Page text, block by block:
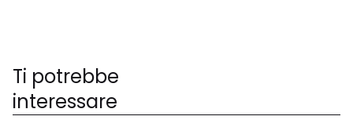
Ti potrebbe
interessare